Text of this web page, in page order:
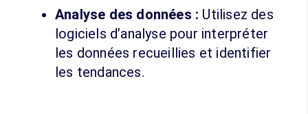
Analyse des données : Utilisez des
logiciels d’analyse pour interpréter
les données recueillies et identifier
les tendances.